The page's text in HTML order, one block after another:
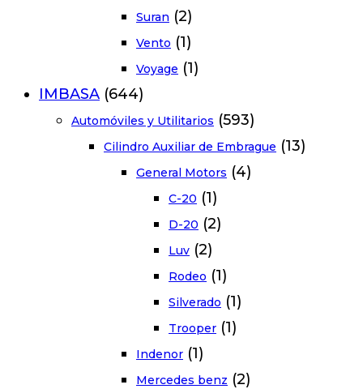
Suran (2)
Vento (1)
Voyage (1)
IMBASA (644)
Automóviles y Utilitarios (593)
Cilindro Auxiliar de Embrague (13)
General Motors (4)
C-20 (1)
D-20 (2)
Luv (2)
Rodeo (1)
Silverado (1)
Trooper (1)
Indenor (1)
Mercedes benz (2)